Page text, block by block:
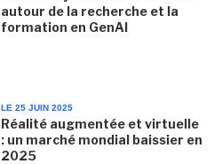
autour de la recherche et la
formation en GenAI
LE 25 JUIN 2025
Réalité augmentée et virtuelle
: un marché mondial baissier en
2025